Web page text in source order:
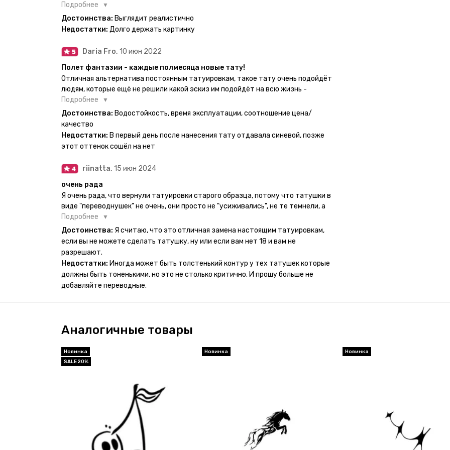
есть такая возможность. Муж смог сделать тату в нескольких местах одной
картинкой).
Подробнее
Достоинства: Выглядит реалистично
Недостатки: Долго держать картинку
Daria Fro, 10 июн 2022
Полет фантазии - каждые полмесяца новые тату!
Отличная альтернатива постоянным татуировкам, такое тату очень подойдёт
людям, которые ещё не решили какой эскиз им подойдёт на всю жизнь -
продукт еверинк держится на теле до 2 недель - после нанесения не нужно
бояться мочить такие тату, вода их так просто не смоет. К рисункам
прикладывается инструкция, но я предпочла другой способ нанесения -
оставила наклейку на теле на ночь, чтобы точно перестраховаться - на утро
эффект сразу же проявился. На неподвижных частях тела тату носится
рисунок начнёт стираться - водой спокойно можно убрать оставшийся контур.
Подробнее
Достоинства: Водостойкость, время эксплуатации, соотношение цена/
качество
Недостатки: В первый день после нанесения тату отдавала синевой, позже
этот оттенок сошёл на нет
riinatta, 15 июн 2024
очень рада
Я очень рада, что вернули татуировки старого образца, потому что татушки в
виде "переводнушек" не очень, они просто не "усиживались", не те темнели, а
после душа вообще слазили, вот недавно сделала фризби дог и он через сутки
проявился и все ещё держится!! ну а 4 звезды потому что у меня ещё очень
много переводных татуировок(
Подробнее
Достоинства: Я считаю, что это отличная замена настоящим татуировкам,
если вы не можете сделать татушку, ну или если вам нет 18 и вам не
разрешают.
Недостатки: Иногда может быть толстенький контур у тех татушек которые
должны быть тоненькими, но это не столько критично. И прошу больше не
добавляйте переводные.
Аналогичные товары
Новинка
SALE 20%
Новинка Новинка